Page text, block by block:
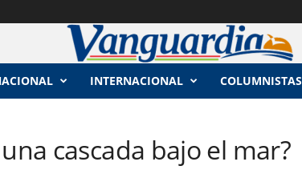
INTERNACIONAL COLUMNISTAS
cascada bajo el mar?